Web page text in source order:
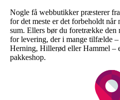
Nogle få webbutikker præsterer
for det meste er det forbeholdt når
sum. Ellers bør du foretrække den
for levering, der i mange tilfælde
Herning, Hillerød eller Hammel –
pakkeshop.